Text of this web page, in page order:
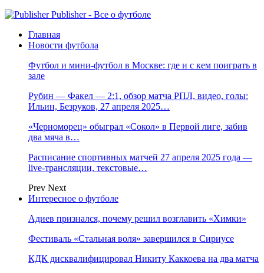
Publisher - Все о футболе
Главная
Новости футбола
Футбол и мини-футбол в Москве: где и с кем поиграть в
зале
Рубин — Факел — 2:1, обзор матча РПЛ, видео, голы:
Ильин, Безруков, 27 апреля 2025…
«Черноморец» обыграл «Сокол» в Первой лиге, забив
два мяча в…
Расписание спортивных матчей 27 апреля 2025 года —
live-трансляции, текстовые…
Prev Next
Интересное о футболе
Адиев признался, почему решил возглавить «Химки»
Фестиваль «Стальная воля» завершился в Сириусе
КДК дисквалифицировал Никиту Каккоева на два матча